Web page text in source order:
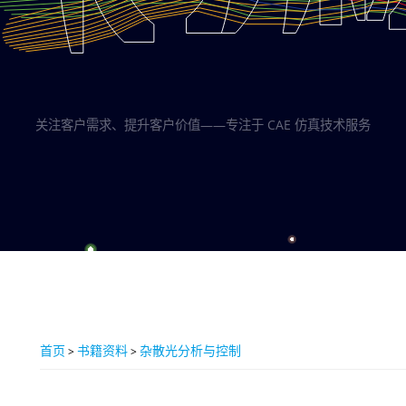
关注客户需求、提升客户价值——专注于 CAE 仿真技术服务
首页 >书籍资料>杂散光分析与控制